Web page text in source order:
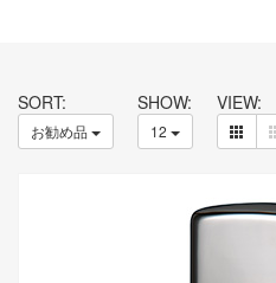
SORT:
お勧め品
SHOW:
12
VIEW: